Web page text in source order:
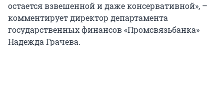
остается взвешенной и даже консервативной», –
комментирует директор департамента
государственных финансов «Промсвязьбанка»
Надежда Грачева.